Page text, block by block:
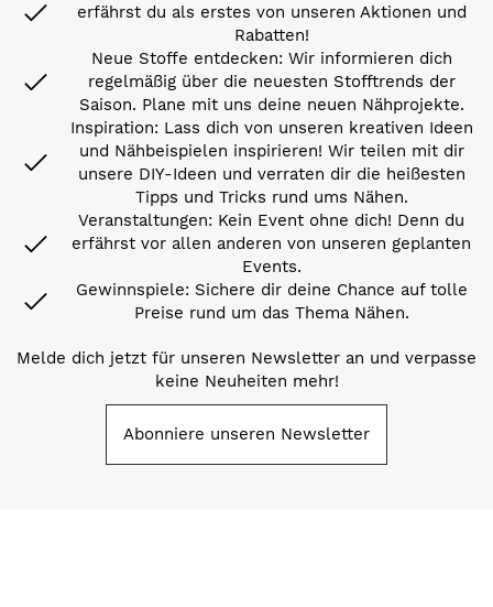
erfährst du als erstes von unseren Aktionen und
Rabatten!
Neue Stoffe entdecken: Wir informieren dich
regelmäßig über die neuesten Stofftrends der
Saison. Plane mit uns deine neuen Nähprojekte.
Inspiration: Lass dich von unseren kreativen Ideen
und Nähbeispielen inspirieren! Wir teilen mit dir
unsere DIY-Ideen und verraten dir die heißesten
Tipps und Tricks rund ums Nähen.
Veranstaltungen: Kein Event ohne dich! Denn du
erfährst vor allen anderen von unseren geplanten
Events.
Gewinnspiele: Sichere dir deine Chance auf tolle
Preise rund um das Thema Nähen.
Melde dich jetzt für unseren Newsletter an und verpasse
keine Neuheiten mehr!
Abonniere unseren Newsletter